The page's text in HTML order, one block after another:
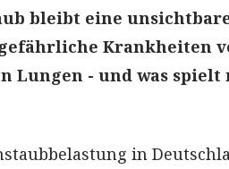
bleibt eine
Krankheiten
Lungen - und was
in